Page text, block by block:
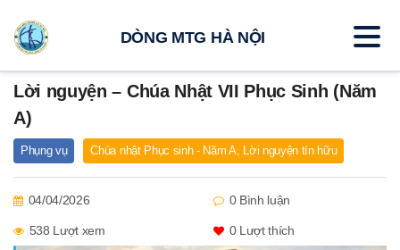
Lời nguyện – Chúa Nhật VII Phục Sinh (Năm
A)
Phụng vụ Chúa nhật Phục sinh - Năm A, Lời nguyện tín hữu
04/04/2026 0 Bình luận
538 Lượt xem 0Lượt thích
DÒNG MTG HÀ NỘI